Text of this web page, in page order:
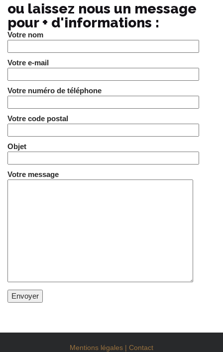
ou laissez nous un message
pour + d'informations :
Votre nom
Votre e-mail
Votre numéro de téléphone
Votre code postal
Objet
Votre message
Mentions légales | Contact